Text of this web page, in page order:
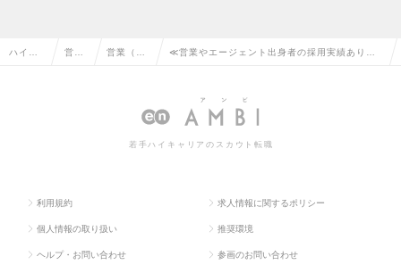
ハイク 営業 営業（法 ≪営業やエージェント出身者の採用実績あり！
ルーター募集）の求人情報
若手ハイキャリアのスカウト転職
利用規約 求人情報に関するポリシー
個人情報の取り扱い 推奨環境
ヘルプ・お問い合わせ 参画のお問い合わせ